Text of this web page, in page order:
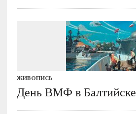
ЖИВОПИСЬ
День ВМФ в Балтийске